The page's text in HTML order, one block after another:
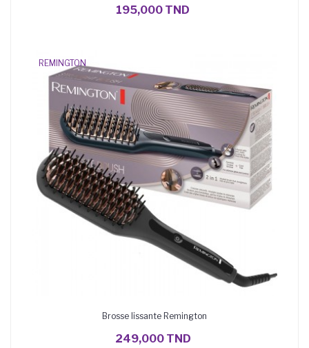
195,000 TND
REMINGTON
Brosse lissante Remington
249,000 TND